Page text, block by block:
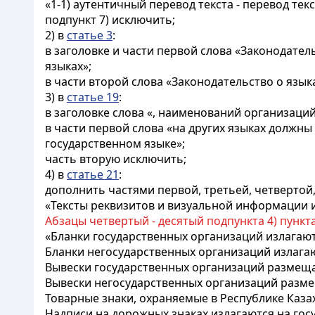
«1-1) аутентичный перевод текста - перевод
подпункт 7) исключить;
2) в статье 3:
в заголовке и части первой слова
языках»;
в части второй слова «Законодательство о
3) в статье 19:
в заголовке слова «, наименований
в части первой слова «на других языках
государственном языке»;
часть вторую исключить;
4) в статье 21:
дополнить частями первой, третьей,
«Тексты реквизитов и визуальной
Абзацы четвертый - десятый подпункта 4)
«Бланки государственных организаций
Бланки негосударственных организаций
Вывески государственных организаций
Вывески негосударственных организаций
Товарные знаки, охраняемые в Республике